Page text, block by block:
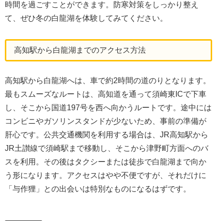
時間を過ごすことができます。防寒対策をしっかり整え
て、ぜひ冬の白龍湖を体験してみてください。
高知駅から白龍湖までのアクセス方法
高知駅から白龍湖へは、車で約2時間の道のりとなります。
最もスムーズなルートは、高知道を通って須崎東ICで下車
し、そこから国道197号を西へ向かうルートです。途中には
コンビニやガソリンスタンドが少ないため、事前の準備が
肝心です。公共交通機関を利用する場合は、JR高知駅から
JR土讃線で須崎駅まで移動し、そこから津野町方面へのバ
スを利用。その後はタクシーまたは徒歩で白龍湖まで向か
う形になります。アクセスはやや不便ですが、それだけに
「与作狸」との出会いは特別なものになるはずです。